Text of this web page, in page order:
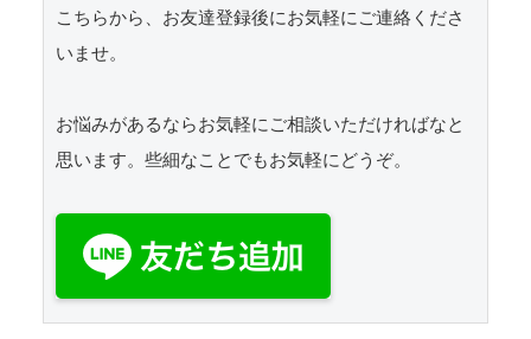
こちらから、お友達登録後にお気軽にご連絡くださ
いませ。
お悩みがあるならお気軽にご相談いただければなと
思います。些細なことでもお気軽にどうぞ。